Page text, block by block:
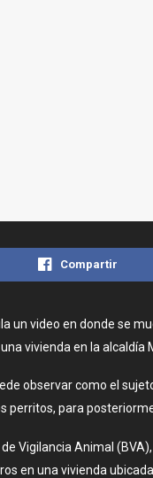
Compartir
un video en donde se
vivienda en la alcaldía
observar como el
perritos, para
Vigilancia Animal
en una vivienda